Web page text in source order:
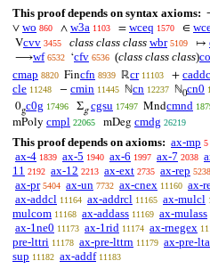
This proof depends on syntax axioms:
∨ wo 860 ∧ w3a 1103 = wceq 1570 ∈
Vcvv 3455 class class class wbr 5109 ↦
⟶wf 6532 ‘cfv 6536 (class class class)co
cmap 8820 Fincfn 8939 ℝcr 11103 + caddc
cle 11248 − cmin 11445 ℕcn 12237 ℕ0cn0
0gc0g 17496 Σg cgsu 17497 Mndcmnd
mPoly cmpl 22065 mDeg cmdg 26219
This proof depends on axioms: ax-mp 5
ax-4 1839 ax-5 1940 ax-6 1997 ax-7 2038
11 2192 ax-12 2213 ax-ext 2735 ax-rep 5238
ax-pr 5404 ax-un 7732 ax-cnex 11160 ax-
ax-addcl 11164 ax-addrcl 11165 ax-mulcl
mulcom 11168 ax-addass 11169 ax-mulass
ax-1ne0 11173 ax-1rid 11174 ax-rnegex
pre-lttri 11178 ax-pre-lttrn 11179 ax-pre-
sup 11182 ax-addf 11183